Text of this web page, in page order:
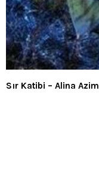
Sır Katibi – Alina Azim